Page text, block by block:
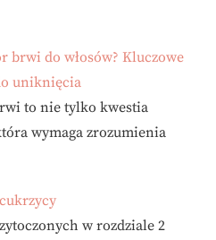
brwi do włosów? Kluczowe
uniknięcia
to nie tylko kwestia
wymaga zrozumienia
w rozdziale 2